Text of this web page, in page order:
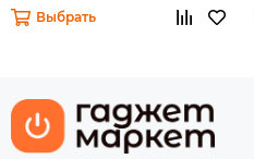
Выбрать